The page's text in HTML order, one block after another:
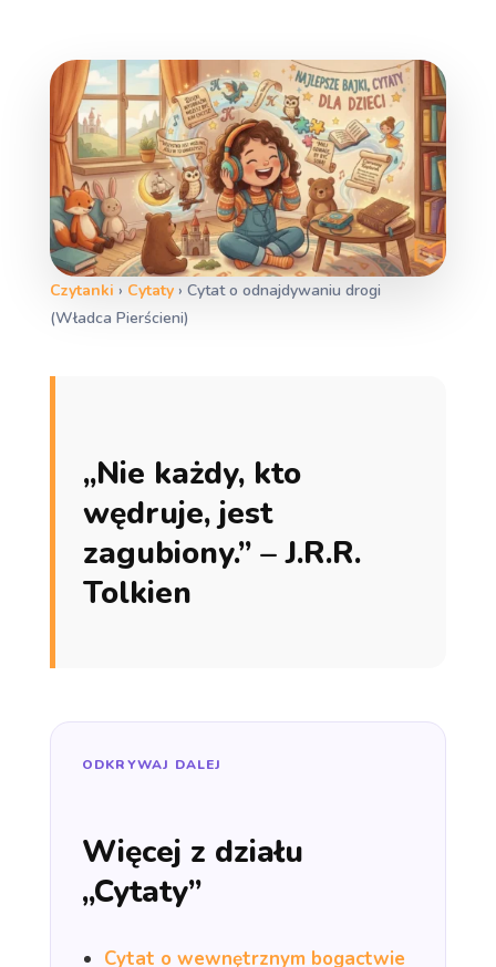
Czytanki › Cytaty› Cytat o odnajdywaniu drogi
(Władca Pierścieni)
„Nie każdy, kto
wędruje, jest
zagubiony.” – J.R.R.
Tolkien
ODKRYWAJ DALEJ
Więcej z działu
„Cytaty”
Cytat o wewnętrznym bogactwie